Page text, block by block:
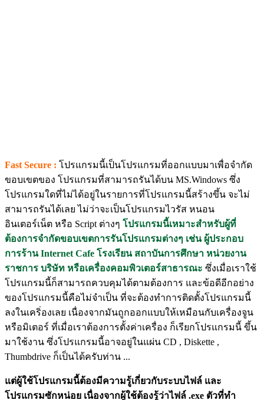
Fast Secure : โปรแกรมนี้เป็นโปรแกรมที่ออกแบบมาเพื่อจำกัด
ขอบเขตของ โปรแกรมที่สามารถรันได้บน MS.Windows ซึ่ง
โปรแกรมใดที่ไม่ได้อยู่ในรายการที่โปรแกรมนี้สร้างขึ้น จะไม่
สามารถรันได้เลย ไม่ว่าจะเป็นโปรแกรมไวรัส หนอน
อินเตอร์เน็ต หรือ Script ต่างๆ โปรแกรมนี้เหมาะสำหรับผู้ที่
ต้องการจำกัดขอบเขตการรันโปรแกรมต่างๆ เช่น ผู้ประกอบ
การร้าน Internet Cafe โรงเรียน สถาบันการศึกษา หน่วยงาน
ราชการ บริษัท หรือเครื่องคอมพิวเตอร์สาธารณะ ซึ่งเมื่อเราใช้
โปรแกรมนี้ก็สามารถควบคุมได้ตามต้องการ และข้อดีอีกอย่าง
ของโปรแกรมนี้คือไม่จำเป็น ที่จะต้องทำการติดตั้งโปรแกรมนี้
ลงในเคริ่องเลย เนื่องจากมันถูกออกแบบให้เหมือนกับเครื่องจูน
หรือมิเตอร์ ที่เมื่อเราต้องการตั้งค่าเครื่อง ก็เรียกโปรแกรมนี้ ขึ้น
มาใช้งาน ซึ่งโปรแกรมนี้อาจอยู่ในแผ่น CD , Diskette ,
Thumbdrive ก็เป็นได้ครับท่าน ...
แต่ผู้ใช้โปรแกรมนี้ต้องมีความรู้เกี่ยวกับระบบไฟล์ และ
โปรแกรมซักหน่อย เนื่องจากผู้ใช้ต้องรู้ว่าไฟล์ .exe ตัวที่ทำ